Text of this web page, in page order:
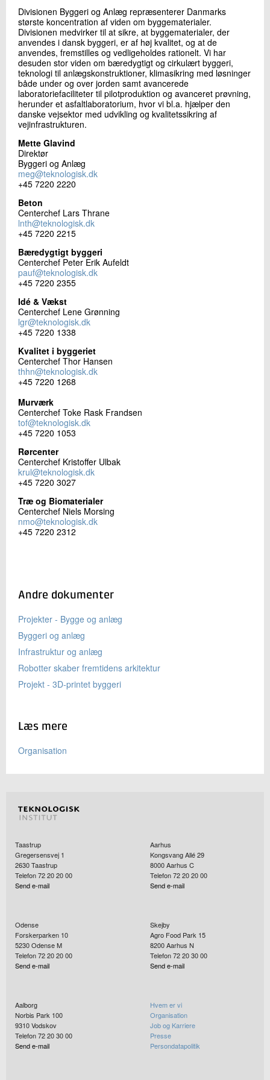
+45 72 20 22 20
Send e-mail
Skriv til mig
Divisionen Byggeri og Anlæg repræsenterer Danmarks
største koncentration af viden om byggematerialer.
Divisionen medvirker til at sikre, at byggematerialer, der
anvendes i dansk byggeri, er af høj kvalitet, og at de
anvendes, fremstilles og vedligeholdes rationelt. Vi har
desuden stor viden om bæredygtigt og cirkulært byggeri,
teknologi til anlægskonstruktioner, klimasikring med løsninger
både under og over jorden samt avancerede
laboratoriefaciliteter til pilotproduktion og avanceret prøvning,
herunder et asfaltlaboratorium, hvor vi bl.a. hjælper den
danske vejsektor med udvikling og kvalitetssikring af
vejinfrastrukturen.
Mette Glavind
Direktør
Byggeri og Anlæg
meg@teknologisk.dk
+45 7220 2220
Beton
Centerchef Lars Thrane
lnth@teknologisk.dk
+45 7220 2215
Bæredygtigt byggeri
Centerchef Peter Erik Aufeldt
pauf@teknologisk.dk
+45 7220 2355
Idé & Vækst
Centerchef Lene Grønning
lgr@teknologisk.dk
+45 7220 1338
Kvalitet i byggeriet
Centerchef Thor Hansen
thhn@teknologisk.dk
+45 7220 1268
Murværk
Centerchef Toke Rask Frandsen
tof@teknologisk.dk
+45 7220 1053
Rørcenter
Centerchef Kristoffer Ulbak
krul@teknologisk.dk
+45 7220 3027
Træ og Biomaterialer
Centerchef Niels Morsing
nmo@teknologisk.dk
+45 7220 2312
Andre dokumenter
Projekter - Bygge og anlæg
Byggeri og anlæg
Infrastruktur og anlæg
Robotter skaber fremtidens arkitektur
Projekt - 3D-printet byggeri
Læs mere
Organisation
Taastrup
Gregersensvej 1
2630Taastrup
Telefon 72 20 20 00
Send e-mail
Aarhus
Kongsvang Allé 29
8000Aarhus C
Telefon 72 20 20 00
Send e-mail
Odense
Forskerparken 10
5230Odense M
Telefon 72 20 20 00
Send e-mail
Skejby
Agro Food Park 15
8200Aarhus N
Telefon 72 20 30 00
Send e-mail
Aalborg
Norbis Park 100
9310Vodskov
Telefon 72 20 30 00
Send e-mail
Hvem er vi
Organisation
Job og Karriere
Presse
Persondatapolitik